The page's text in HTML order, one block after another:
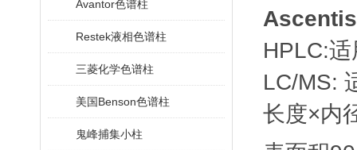
Avantor色谱柱
Restek液相色谱柱
三菱化学色谱柱
美国Benson色谱柱
鬼峰捕集小柱
HPLC:适
LC/MS:
长度×内